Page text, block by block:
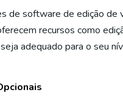
de software de edição de
recursos como
adequado para o seu